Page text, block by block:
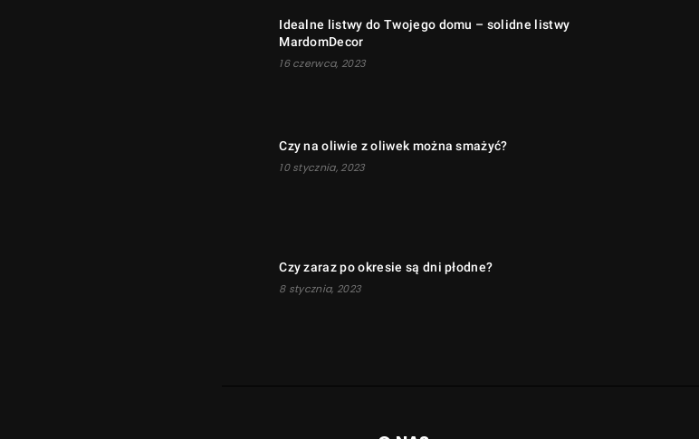
Idealne listwy do Twojego domu – solidne listwy
MardomDecor
16 czerwca, 2023
Czy na oliwie z oliwek można smażyć?
10 stycznia, 2023
Czy zaraz po okresie są dni płodne?
8 stycznia, 2023